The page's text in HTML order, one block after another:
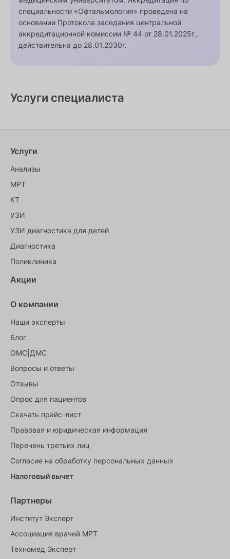
специальности «Офтальмология» проведена на
основании Протокола заседания центральной
аккредитационной комиссии № 44 от 28.01.2025г.,
действительна до 28.01.2030г.
Услуги специалиста
Услуги
Анализы
МРТ
КТ
УЗИ
УЗИ диагностика для детей
Диагностика
Поликлиника
Акции
О компании
Наши эксперты
Блог
ОМС|ДМС
Вопросы и ответы
Отзывы
Опрос для пациентов
Скачать прайс-лист
Правовая и юридическая информация
Перечень третьих лиц
Согласие на обработку персональных данных
Налоговый вычет
Партнеры
Институт Эксперт
Ассоциация врачей МРТ
Техномед Эксперт